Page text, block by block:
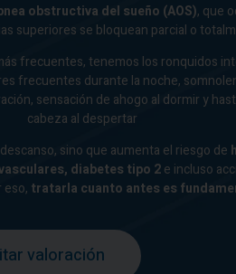
obstructiva del sueño (AOS), que
superiores se bloquean parcial o
frecuentes, tenemos los ronquidos
frecuentes durante la noche,
sensación de ahogo al dormir y
cabeza al despertar
sino que aumenta el riesgo de
diabetes tipo 2e incluso
eso, tratarla cuanto antes es
valoración